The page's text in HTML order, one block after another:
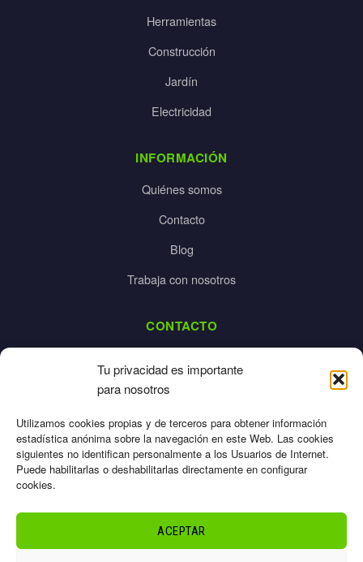
Tu privacidad es importante
para nosotros
Utilizamos cookies propias y de terceros para obtener información
estadística anónima sobre la navegación en este Web. Las cookies
siguientes no identifican personalmente a los Usuarios de Internet.
Puede habilitarlas o deshabilitarlas directamente en configurar
cookies.
ACEPTAR
Herramientas
Construcción
Jardín
Electricidad
INFORMACIÓN
Quiénes somos
Contacto
Blog
Trabaja con nosotros
CONTACTO
925 532 213
Cookies
Términos